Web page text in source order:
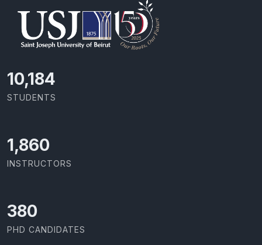
11,418
STUDENTS
2,086
INSTRUCTORS
426
PHD CANDIDATES